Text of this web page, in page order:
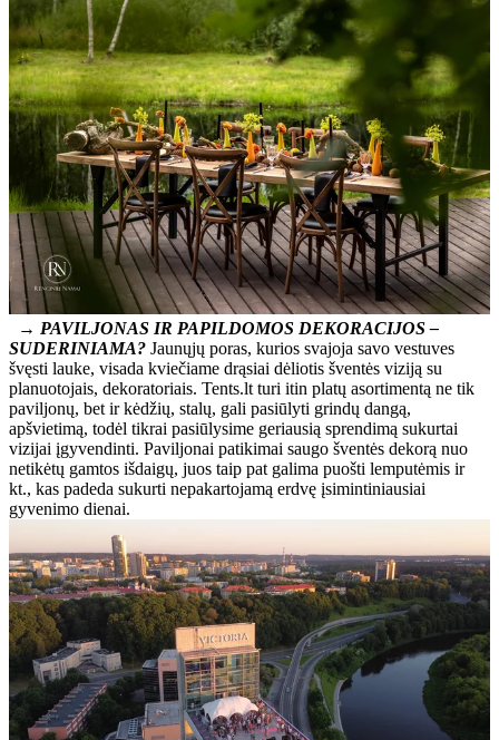
→ PAVILJONAS IR PAPILDOMOS DEKORACIJOS –
SUDERINIAMA? Jaunųjų poras, kurios svajoja savo vestuves
švęsti lauke, visada kviečiame drąsiai dėliotis šventės viziją su
planuotojais, dekoratoriais. Tents.lt turi itin platų asortimentą ne tik
paviljonų, bet ir kėdžių, stalų, gali pasiūlyti grindų dangą,
apšvietimą, todėl tikrai pasiūlysime geriausią sprendimą sukurtai
vizijai įgyvendinti. Paviljonai patikimai saugo šventės dekorą nuo
netikėtų gamtos išdaigų, juos taip pat galima puošti lemputėmis ir
kt., kas padeda sukurti nepakartojamą erdvę įsimintiniausiai
gyvenimo dienai.